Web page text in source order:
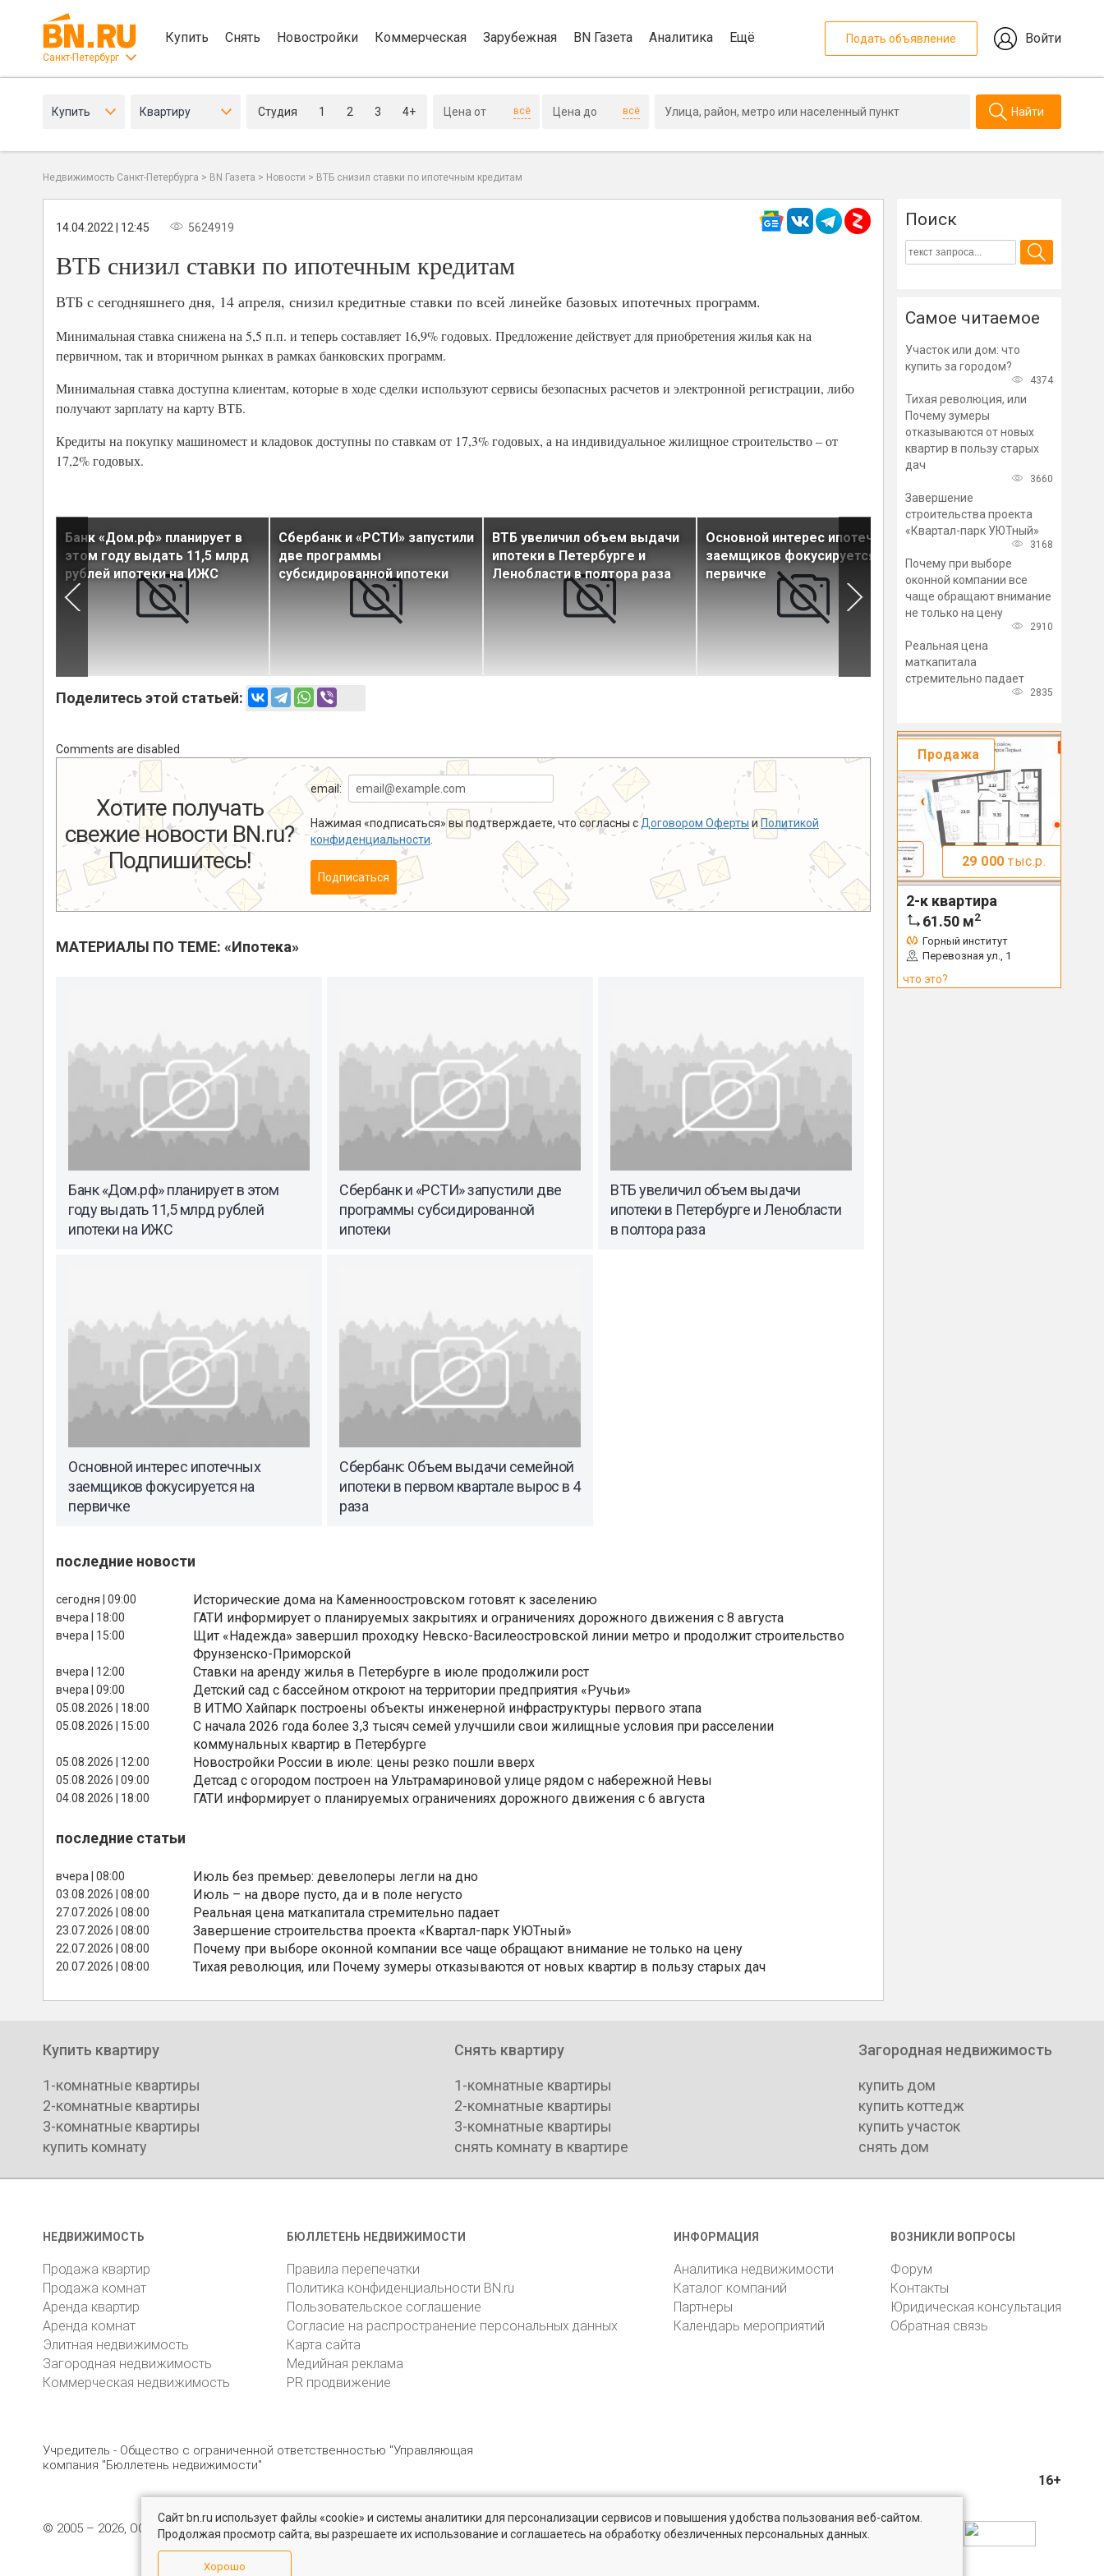
Санкт-Петербург
Купить Снять Новостройки Коммерческая Зарубежная BN Газета Аналитика Ещё Подать объявление Войти
Купить Квартиру Студия 1 2 3 4+ всё всё Найти
Недвижимость Санкт-Петербурга > BN Газета > Новости > ВТБ снизил ставки по ипотечным кредитам
14.04.2022 | 12:45 5624919
ВТБ снизил ставки по ипотечным кредитам
ВТБ с сегодняшнего дня, 14 апреля, снизил кредитные ставки по всей линейке базовых ипотечных программ.
Минимальная ставка снижена на 5,5 п.п. и теперь составляет 16,9% годовых. Предложение действует для приобретения жилья как на
первичном, так и вторичном рынках в рамках банковских программ.
Минимальная ставка доступна клиентам, которые в ходе сделки используют сервисы безопасных расчетов и электронной регистрации, либо
получают зарплату на карту ВТБ.
Кредиты на покупку машиномест и кладовок доступны по ставкам от 17,3% годовых, а на индивидуальное жилищное строительство – от
17,2% годовых.
Банк «Дом.рф» планирует в
этом году выдать 11,5 млрд
рублей ипотеки на ИЖС
Сбербанк и «РСТИ» запустили
две программы
субсидированной ипотеки
ВТБ увеличил объем выдачи
ипотеки в Петербурге и
Ленобласти в полтора раза
Основной интерес ипотечных
заемщиков фокусируется на
первичке
Сбербанк: Объем выдачи
семейной ипотеки в первом
квартале вырос в 4 раза
Поделитесь этой статьей:
Comments are disabled
Хотите получать
свежие новости BN.ru?
Подпишитесь!
email:
Нажимая «подписаться» вы подтверждаете, что согласны с Договором Оферты и Политикой
конфиденциальности
Подписаться
МАТЕРИАЛЫ ПО ТЕМЕ: «Ипотека»
Банк «Дом.рф» планирует в этом
году выдать 11,5 млрд рублей
ипотеки на ИЖС
Сбербанк и «РСТИ» запустили две
программы субсидированной
ипотеки
ВТБ увеличил объем выдачи
ипотеки в Петербурге и Ленобласти
в полтора раза
Основной интерес ипотечных
заемщиков фокусируется на
первичке
Сбербанк: Объем выдачи семейной
ипотеки в первом квартале вырос в 4
раза
последние новости
сегодня | 09:00 Исторические дома на Каменноостровском готовят к заселению
вчера | 18:00 ГАТИ информирует о планируемых закрытиях и ограничениях дорожного движения с 8 августа
вчера | 15:00
Щит «Надежда» завершил проходку Невско-Василеостровской линии метро и продолжит строительство
Фрунзенско-Приморской
вчера | 12:00 Ставки на аренду жилья в Петербурге в июле продолжили рост
вчера | 09:00 Детский сад с бассейном откроют на территории предприятия «Ручьи»
05.08.2026 | 18:00 В ИТМО Хайпарк построены объекты инженерной инфраструктуры первого этапа
05.08.2026 | 15:00
С начала 2026 года более 3,3 тысяч семей улучшили свои жилищные условия при расселении
коммунальных квартир в Петербурге
05.08.2026 | 12:00 Новостройки России в июле: цены резко пошли вверх
05.08.2026 | 09:00 Детсад с огородом построен на Ультрамариновой улице рядом с набережной Невы
04.08.2026 | 18:00 ГАТИ информирует о планируемых ограничениях дорожного движения с 6 августа
последние статьи
вчера | 08:00 Июль без премьер: девелоперы легли на дно
03.08.2026 | 08:00 Июль – на дворе пусто, да и в поле негусто
27.07.2026 | 08:00 Реальная цена маткапитала стремительно падает
23.07.2026 | 08:00 Завершение строительства проекта «Квартал-парк УЮТный»
22.07.2026 | 08:00 Почему при выборе оконной компании все чаще обращают внимание не только на цену
20.07.2026 | 08:00 Тихая революция, или Почему зумеры отказываются от новых квартир в пользу старых дач
Поиск
Самое читаемое
Участок или дом: что
купить за городом?
4374
Тихая революция, или
Почему зумеры
отказываются от новых
квартир в пользу старых
дач
3660
Завершение
строительства проекта
«Квартал-парк УЮТный»
3168
Почему при выборе
оконной компании все
чаще обращают внимание
не только на цену
2910
Реальная цена
маткапитала
стремительно падает
2835
Продажа
29 000 тыс.р.
2-к квартира
61.50 м2
Горный институт
Перевозная ул., 1
что это?
Купить квартиру
1-комнатные квартиры
2-комнатные квартиры
3-комнатные квартиры
купить комнату
Снять квартиру
1-комнатные квартиры
2-комнатные квартиры
3-комнатные квартиры
снять комнату в квартире
Загородная недвижимость
купить дом
купить коттедж
купить участок
снять дом
НЕДВИЖИМОСТЬ
Продажа квартир
Продажа комнат
Аренда квартир
Аренда комнат
Элитная недвижимость
Загородная недвижимость
Коммерческая недвижимость
БЮЛЛЕТЕНЬ НЕДВИЖИМОСТИ
Правила перепечатки
Политика конфиденциальности BN.ru
Пользовательское соглашение
Согласие на распространение персональных данных
Карта сайта
Медийная реклама
PR продвижение
ИНФОРМАЦИЯ
Аналитика недвижимости
Каталог компаний
Партнеры
Календарь мероприятий
ВОЗНИКЛИ ВОПРОСЫ
Форум
Контакты
Юридическая консультация
Обратная связь
Учредитель - Общество с ограниченной ответственностью "Управляющая
компания "Бюллетень недвижимости"
16+
© 2005 – 2026, ООО «УК «БН» 8 (812) 331-93-56 196105, Санкт-Петербург, пр. Юрия Гагарина, 1 reklama@bn.ru
Сайт bn.ru использует файлы «cookie» и системы аналитики для персонализации сервисов и повышения удобства пользования веб-сайтом.
Продолжая просмотр сайта, вы разрешаете их использование и соглашаетесь на обработку обезличенных персональных данных.
Хорошо